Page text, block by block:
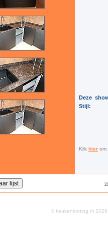
Deze
Stijl:
Klik hier om
© keukenkorting.nl